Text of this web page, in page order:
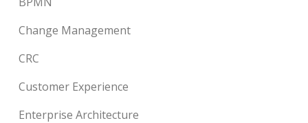
Change Management
CRC
Customer Experience
Enterprise Architecture